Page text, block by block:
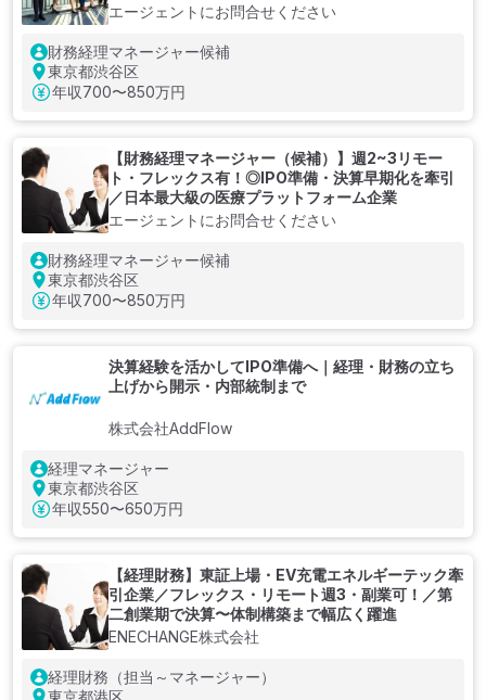
エージェントにお問合せください
財務経理マネージャー候補
東京都渋谷区
年収700〜850万円
【財務経理マネージャー（候補）】週2~3リモー
ト・フレックス有！◎IPO準備・決算早期化を牽引
／日本最大級の医療プラットフォーム企業
エージェントにお問合せください
財務経理マネージャー候補
東京都渋谷区
年収700〜850万円
決算経験を活かしてIPO準備へ｜経理・財務の立ち
上げから開示・内部統制まで
株式会社AddFlow
経理マネージャー
東京都渋谷区
年収550〜650万円
【経理財務】東証上場・EV充電エネルギーテック牽
引企業／フレックス・リモート週3・副業可！／第
二創業期で決算〜体制構築まで幅広く躍進
ENECHANGE株式会社
経理財務（担当～マネージャー）